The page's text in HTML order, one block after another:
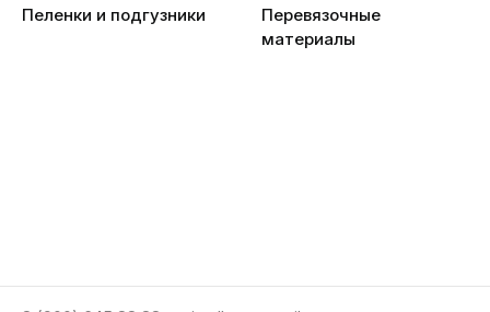
Пеленки и подгузники
Перевязочные
материалы